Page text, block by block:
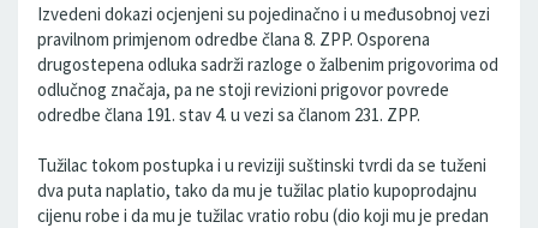
Izvedeni dokazi ocjenjeni su pojedinačno i u međusobnoj vezi
pravilnom primjenom odredbe člana 8. ZPP. Osporena
drugostepena odluka sadrži razloge o žalbenim prigovorima od
odlučnog značaja, pa ne stoji revizioni prigovor povrede
odredbe člana 191. stav 4. u vezi sa članom 231. ZPP.
Tužilac tokom postupka i u reviziji suštinski tvrdi da se tuženi
dva puta naplatio, tako da mu je tužilac platio kupoprodajnu
cijenu robe i da mu je tužilac vratio robu (dio koji mu je predan